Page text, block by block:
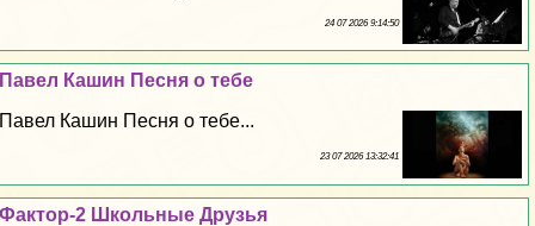
24 07 2026 9:14:50
Павел Кашин Песня о тебе
Павел Кашин Песня о тебе...
23 07 2026 13:32:41
Фактор-2 Школьные Друзья